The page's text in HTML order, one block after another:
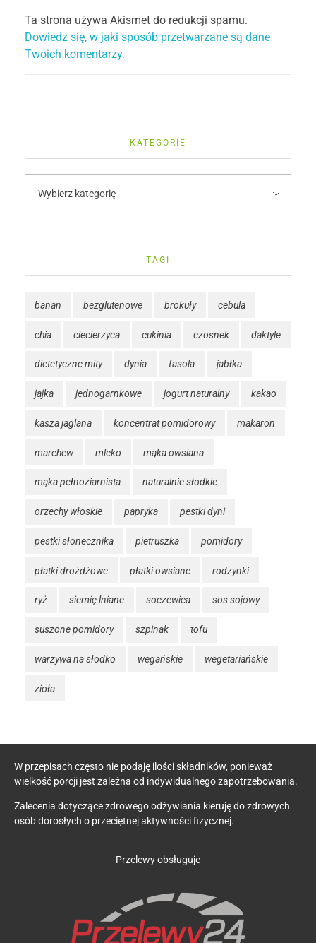
Ta strona używa Akismet do redukcji spamu.
Dowiedz się, w jaki sposób przetwarzane są dane
Twoich komentarzy.
KATEGORIE
TAGI
banan bezglutenowe brokuły cebula
chia ciecierzyca cukinia czosnek daktyle
dietetyczne mity dynia fasola jabłka
jajka jednogarnkowe jogurt naturalny kakao
kasza jaglana koncentrat pomidorowy makaron
marchew mleko mąka owsiana
mąka pełnoziarnista naturalnie słodkie
orzechy włoskie papryka pestki dyni
pestki słonecznika pietruszka pomidory
płatki drożdżowe płatki owsiane rodzynki
ryż siemię lniane soczewica sos sojowy
suszone pomidory szpinak tofu
warzywa na słodko wegańskie wegetariańskie
zioła
W przepisach często nie podaję ilości składników, ponieważ
wielkość porcji jest zależna od indywidualnego zapotrzebowania.
Zalecenia dotyczące zdrowego odżywiania kieruję do zdrowych
osób dorosłych o przeciętnej aktywności fizycznej.
Przelewy obsługuje